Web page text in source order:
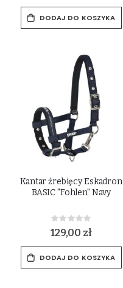
DODAJ DO KOSZYKA
Kantar źrebięcy Eskadron
BASIC "Fohlen" Navy
Rating:
0%
129,00 zł
DODAJ DO KOSZYKA